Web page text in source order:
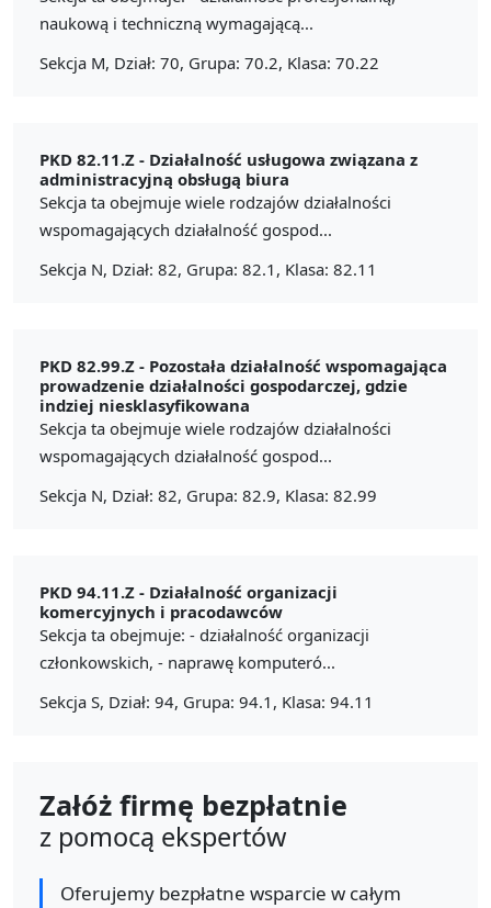
naukową i techniczną wymagającą...
Sekcja M, Dział: 70, Grupa: 70.2, Klasa: 70.22
PKD 82.11.Z - Działalność usługowa związana z
administracyjną obsługą biura
Sekcja ta obejmuje wiele rodzajów działalności
wspomagających działalność gospod...
Sekcja N, Dział: 82, Grupa: 82.1, Klasa: 82.11
PKD 82.99.Z - Pozostała działalność wspomagająca
prowadzenie działalności gospodarczej, gdzie
indziej niesklasyfikowana
Sekcja ta obejmuje wiele rodzajów działalności
wspomagających działalność gospod...
Sekcja N, Dział: 82, Grupa: 82.9, Klasa: 82.99
PKD 94.11.Z - Działalność organizacji
komercyjnych i pracodawców
Sekcja ta obejmuje: - działalność organizacji
członkowskich, - naprawę komputeró...
Sekcja S, Dział: 94, Grupa: 94.1, Klasa: 94.11
Załóż firmę bezpłatnie
z pomocą ekspertów
Oferujemy bezpłatne wsparcie w całym